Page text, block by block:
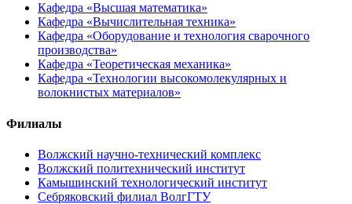
Кафедра «Высшая математика»
Кафедра «Вычислительная техника»
Кафедра «Оборудование и технология сварочного
производства»
Кафедра «Теоретическая механика»
Кафедра «Технологии высокомолекулярных и
волокнистых материалов»
Филиалы
Волжский научно-технический комплекс
Волжский политехнический институт
Камышинский технологический институт
Себряковский филиал ВолгГТУ